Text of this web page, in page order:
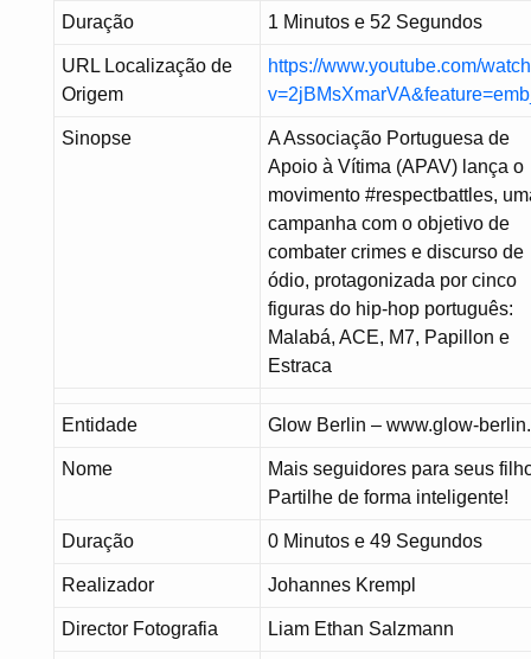
Duração 1 Minutos e 52 Segundos
URL Localização de
Origem
https://www.youtube.com/
Sinopse
A Associação Portuguesa de
Apoio à Vítima (APAV) lança o
movimento #respectbattles,
campanha com o objetivo de
combater crimes e discurso de
ódio, protagonizada por cinco
figuras do hip-hop português:
Malabá, ACE, M7, Papillon e
Estraca
Entidade Glow Berlin – www.glow-
Nome
Mais seguidores para seus
Partilhe de forma inteligente!
Duração 0 Minutos e 49 Segundos
Realizador Johannes Krempl
Director Fotografia Liam Ethan Salzmann